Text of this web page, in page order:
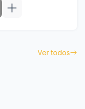
Ver todos